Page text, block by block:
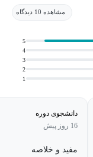
فصل بعدی یعنی
مشاهده 10 دیدگاه
1
2
3
4
5
دانشجوی دوره
16 روز پیش
مفید و خلاصه